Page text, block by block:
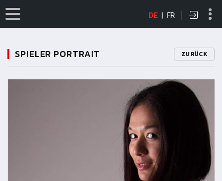
DE | FR
SPIELER PORTRAIT ZURÜCK